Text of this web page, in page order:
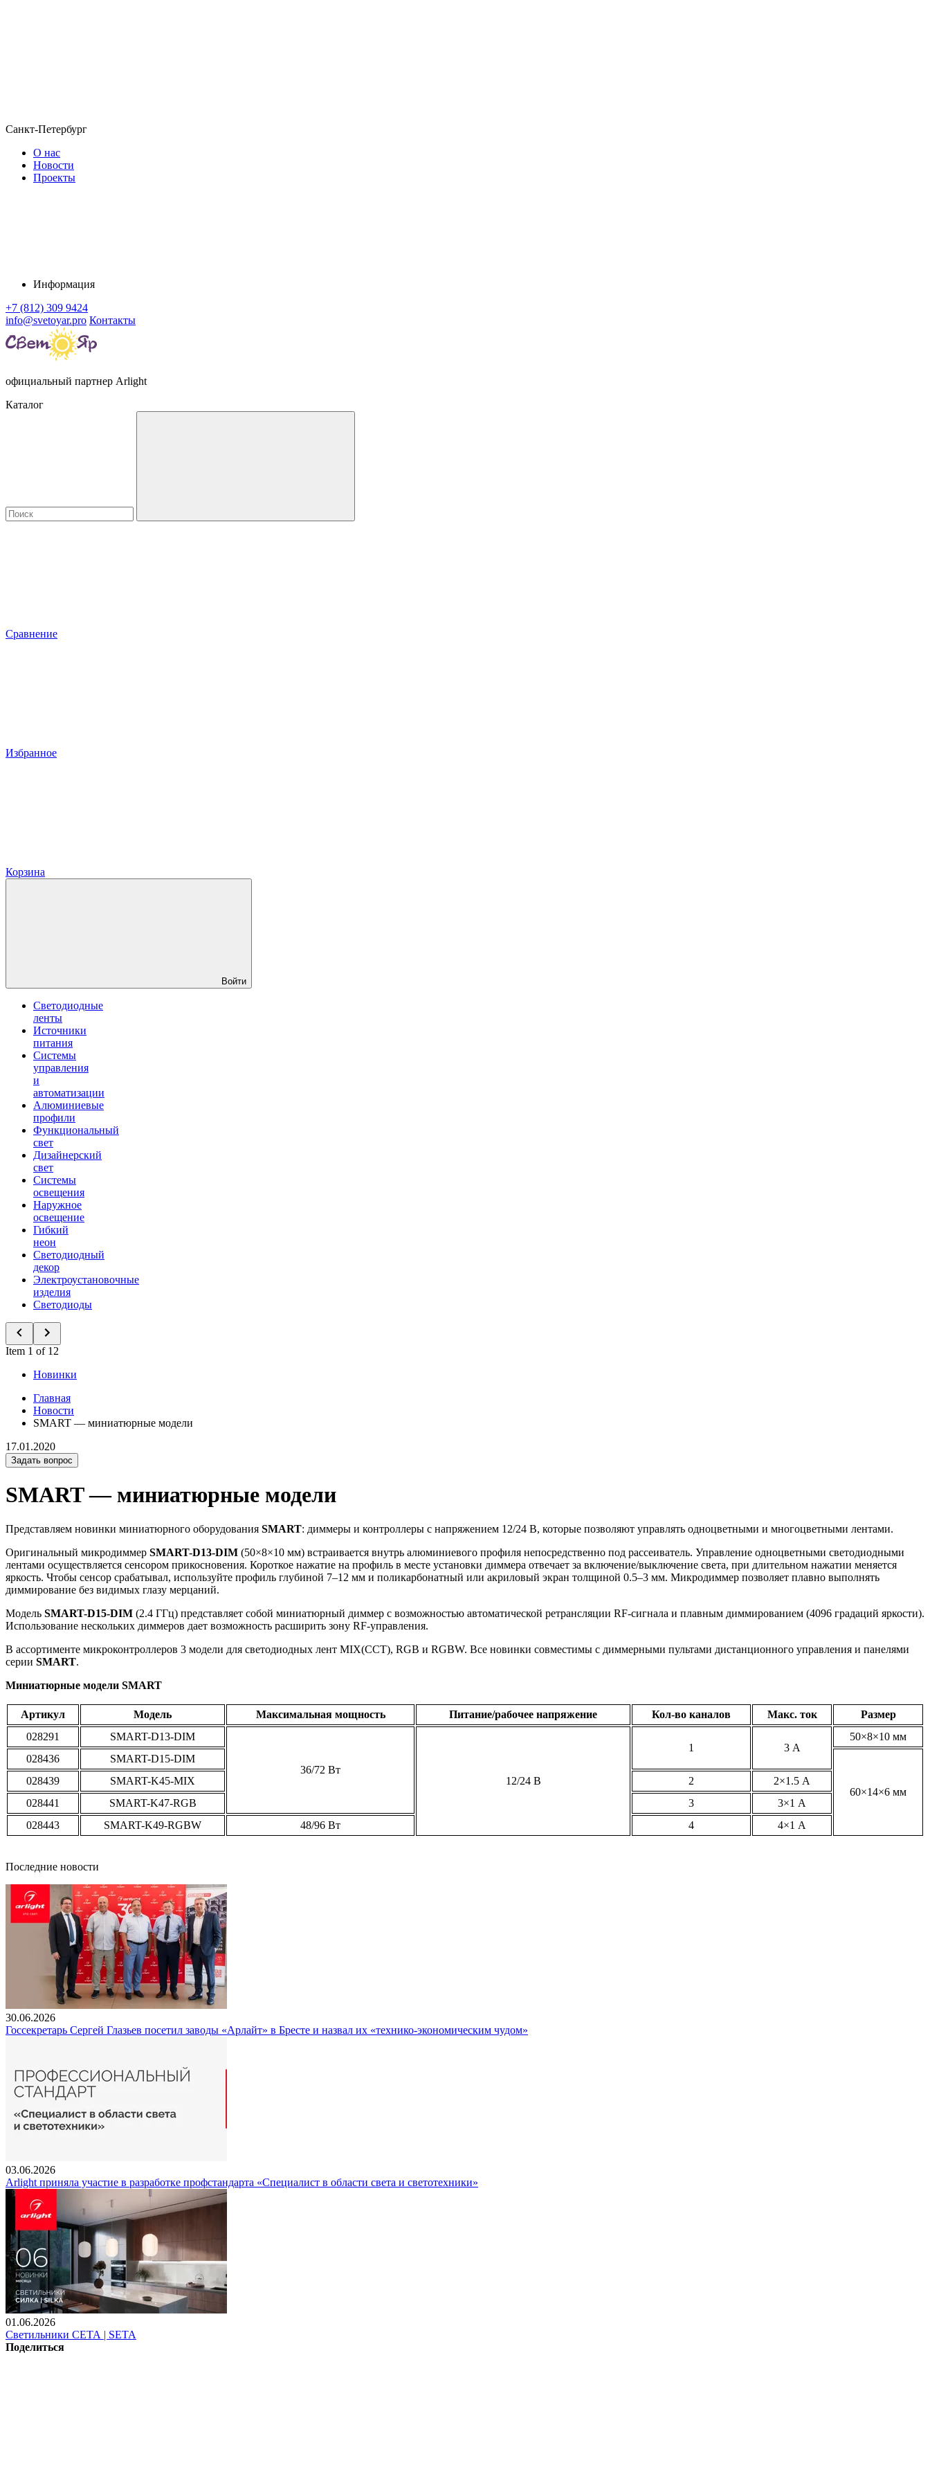
Санкт-Петербург
О нас
Новости
Проекты
Информация
+7 (812) 309 9424
info@svetoyar.pro Контакты
официальный партнер Arlight
Каталог
Сравнение
Избранное
Корзина
Войти
Светодиодные
ленты
Источники
питания
Системы
управления
и
автоматизации
Алюминиевые
профили
Функциональный
свет
Дизайнерский
свет
Системы
освещения
Наружное
освещение
Гибкий
неон
Светодиодный
декор
Электроустановочные
изделия
Светодиоды
Item 1 of 12
Новинки
Главная
Новости
SMART — миниатюрные модели
17.01.2020
Задать вопрос
SMART — миниатюрные модели
Представляем новинки миниатюрного оборудования SMART: диммеры и контроллеры с напряжением 12/24 В, которые позволяют управлять одноцветными и многоцветными лентами.
Оригинальный микродиммер SMART-D13-DIM (50×8×10 мм) встраивается внутрь алюминиевого профиля непосредственно под рассеиватель. Управление одноцветными светодиодными
лентами осуществляется сенсором прикосновения. Короткое нажатие на профиль в месте установки диммера отвечает за включение/выключение света, при длительном нажатии меняется
яркость. Чтобы сенсор срабатывал, используйте профиль глубиной 7–12 мм и поликарбонатный или акриловый экран толщиной 0.5–3 мм. Микродиммер позволяет плавно выполнять
диммирование без видимых глазу мерцаний.
Модель SMART-D15-DIM (2.4 ГГц) представляет собой миниатюрный диммер с возможностью автоматической ретрансляции RF-сигнала и плавным диммированием (4096 градаций яркости).
Использование нескольких диммеров дает возможность расширить зону RF-управления.
В ассортименте микроконтроллеров 3 модели для светодиодных лент MIX(CCT), RGB и RGBW. Все новинки совместимы с диммерными пультами дистанционного управления и панелями
серии SMART.
Миниатюрные модели SMART
Артикул Модель Максимальная мощность Питание/рабочее напряжение Кол-во каналов Макс. ток
Размер
028291
SMART-D13-DIM
36/72 Вт
12/24 В
1 3 А
50×8×10 мм
028436
SMART-D15-DIM
60×14×6 мм
028439 SMART-K45-MIX 2
2×1.5 А
028441
SMART-K47-RGB 3
3×1 А
028443
SMART-K49-RGBW 48/96 Вт 4 4×1 А
Последние новости
30.06.2026
Госсекретарь Сергей Глазьев посетил заводы «Арлайт» в Бресте и назвал их «технико-экономическим чудом»
03.06.2026
Arlight приняла участие в разработке профстандарта «Специалист в области света и светотехники»
01.06.2026
Светильники СЕТА | SETA
Поделиться